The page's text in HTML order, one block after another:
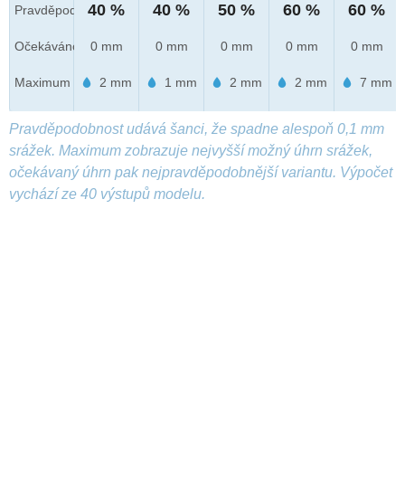
Pravděpod.
Očekáváno
Maximum
40 %
0 mm
2 mm
40 %
0 mm
1 mm
50 %
0 mm
2 mm
60 %
0 mm
2 mm
60 %
0 mm
7 mm
Pravděpodobnost udává šanci, že spadne alespoň 0,1 mm
srážek. Maximum zobrazuje nejvyšší možný úhrn srážek,
očekávaný úhrn pak nejpravděpodobnější variantu. Výpočet
vychází ze 40 výstupů modelu.